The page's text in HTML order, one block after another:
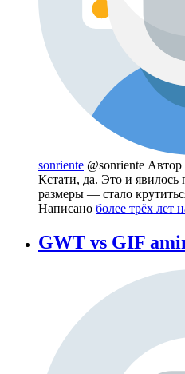
sonriente @sonriente Автор
Кстати, да. Это и
размеры — стало
Написано более трёх лет
GWT vs GIF